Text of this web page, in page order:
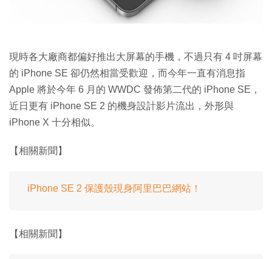
現時各大廠商都偏好推出大屏幕的手機，不過只有 4 吋屏幕
的 iPhone SE 卻仍然相當受歡迎，而今年一直有消息指
Apple 將於今年 6 月的 WWDC 發佈第二代的 iPhone SE，
近日更有 iPhone SE 2 的機身設計影片流出，外形與
iPhone X 十分相似。
【相關新聞】
iPhone SE 2 保護殼現身阿里巴巴網站！
【相關新聞】